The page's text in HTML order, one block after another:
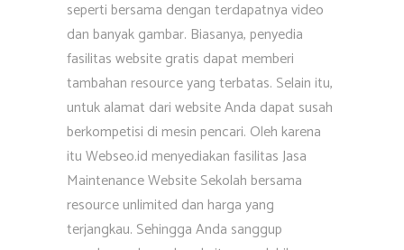
seperti bersama dengan terdapatnya video
dan banyak gambar. Biasanya, penyedia
fasilitas website gratis dapat memberi
tambahan resource yang terbatas. Selain itu,
untuk alamat dari website Anda dapat susah
berkompetisi di mesin pencari. Oleh karena
itu Webseo.id menyediakan fasilitas Jasa
Maintenance Website Sekolah bersama
resource unlimited dan harga yang
terjangkau. Sehingga Anda sanggup